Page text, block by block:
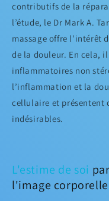
contributifs de la
l’étude, le Dr Mark A.
massage offre l’intérêt
de la douleur. En cela,
inflammatoires non
l’inflammation et la
cellulaire et présentent
indésirables.
L'estime de soi
l'image corporelle